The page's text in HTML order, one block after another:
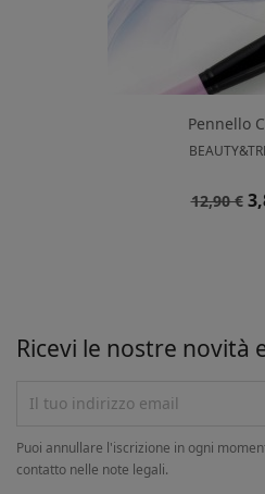
Pennello
Prezzo
12,90 €
Ricevi le nostre novità
Puoi annullare l'iscrizione in ogni
contatto nelle note legali.